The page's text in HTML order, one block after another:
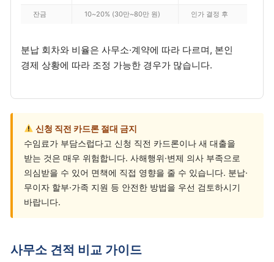
잔금 10~20% (30만~80만 원) 인가 결정 후
분납 회차와 비율은 사무소·계약에 따라 다르며, 본인
경제 상황에 따라 조정 가능한 경우가 많습니다.
신청 직전 카드론 절대 금지
수임료가 부담스럽다고 신청 직전 카드론이나 새 대출을
받는 것은 매우 위험합니다. 사해행위·변제 의사 부족으로
의심받을 수 있어 면책에 직접 영향을 줄 수 있습니다. 분납·
무이자 할부·가족 지원 등 안전한 방법을 우선 검토하시기
바랍니다.
사무소 견적 비교 가이드